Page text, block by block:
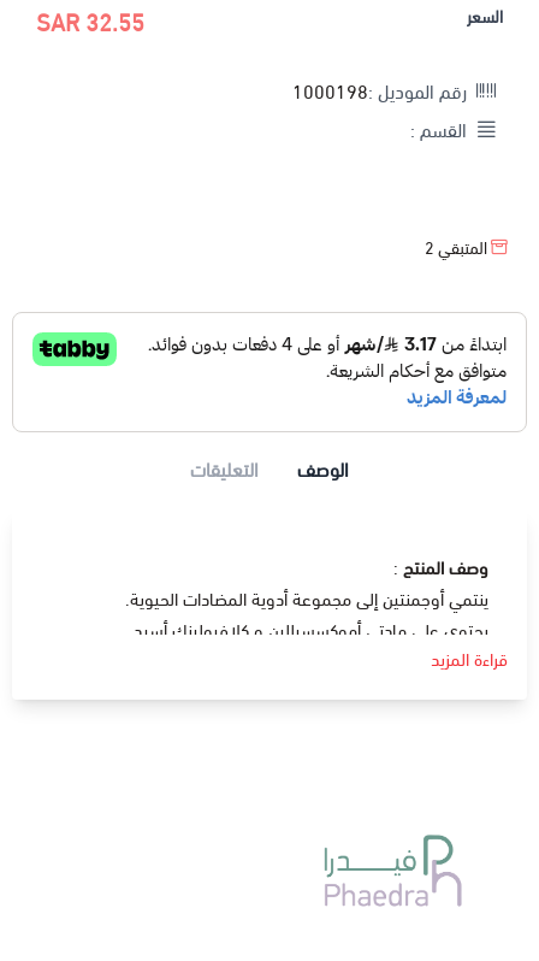
السعر 32.55 SAR
رقم الموديل :1000198
القسم :
المتبقي2
الوصف التعليقات
وصف المنتج :
ينتمي أوجمنتين إلى مجموعة أدوية المضادات الحيوية.
يحتوي على مادتي أموكسسيللين و كلافيولينك أسيد .
دواعي الإستعمال
يستخدم لعلاج العدوى في الأذن الوسطى.
الجرعة و كيفية الاستخدام
في الأطفال تحدد الجرعة طبقا لوزن الطفل .
الآثار الجانبية:
قراءة المزيد